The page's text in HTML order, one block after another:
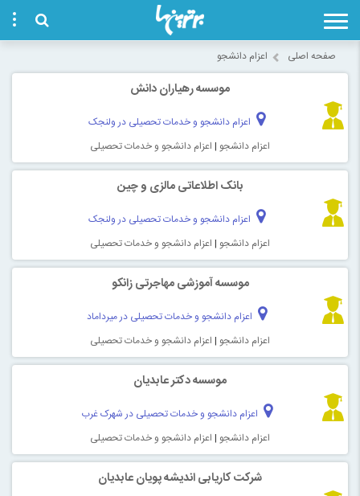
صفحه اصلی اعزام دانشجو
موسسه رهیاران دانش
اعزام دانشجو و خدمات تحصیلی در ولنجک
اعزام دانشجو | اعزام دانشجو و خدمات تحصیلی
بانک اطلاعاتی مالزی و چین
اعزام دانشجو و خدمات تحصیلی در ولنجک
اعزام دانشجو | اعزام دانشجو و خدمات تحصیلی
موسسه آموزشی مهاجرتی زانکو
اعزام دانشجو و خدمات تحصیلی در میرداماد
اعزام دانشجو | اعزام دانشجو و خدمات تحصیلی
موسسه دکتر عابدیان
اعزام دانشجو و خدمات تحصیلی در شهرک غرب
اعزام دانشجو | اعزام دانشجو و خدمات تحصیلی
شرکت کاریابی اندیشه پویان عابدیان